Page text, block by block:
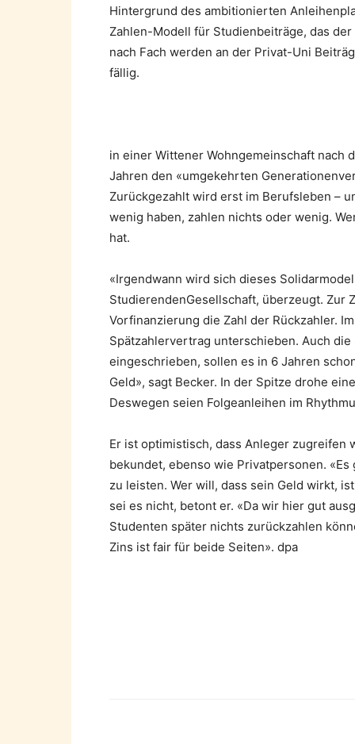
Hintergrund des ambitionierten
Zahlen-Modell für Studienbeiträge, das
nach Fach werden an der Privat-Uni
fällig.
in einer Wittener Wohngemeinschaft nach
Jahren den «umgekehrten
Zurückgezahlt wird erst im Berufsleben –
wenig haben, zahlen nichts oder wenig.
hat.
«Irgendwann wird sich dieses
StudierendenGesellschaft, überzeugt. Zur
Vorfinanzierung die Zahl der Rückzahler.
Spätzahlervertrag unterschieben. Auch
eingeschrieben, sollen es in 6 Jahren
Geld», sagt Becker. In der Spitze drohe
Deswegen seien Folgeanleihen im
Er ist optimistisch, dass Anleger
bekundet, ebenso wie Privatpersonen.
zu leisten. Wer will, dass sein Geld wirkt,
sei es nicht, betont er. «Da wir hier gut
Studenten später nichts zurückzahlen
Zins ist fair für beide Seiten». dpa